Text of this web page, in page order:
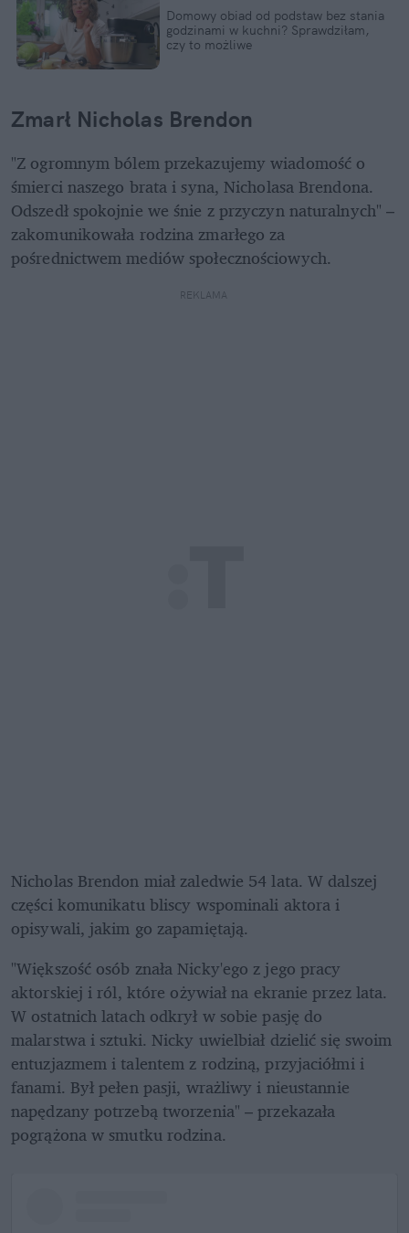
Domowy obiad od podstaw bez stania
godzinami w kuchni? Sprawdziłam,
czy to możliwe
Zmarł Nicholas Brendon
"Z ogromnym bólem przekazujemy wiadomość o
śmierci naszego brata i syna, Nicholasa Brendona.
Odszedł spokojnie we śnie z przyczyn naturalnych" –
zakomunikowała rodzina zmarłego za
pośrednictwem mediów społecznościowych.
REKLAMA
Nicholas Brendon miał zaledwie 54 lata. W dalszej
części komunikatu bliscy wspominali aktora i
opisywali, jakim go zapamiętają.
"Większość osób znała Nicky'ego z jego pracy
aktorskiej i ról, które ożywiał na ekranie przez lata.
W ostatnich latach odkrył w sobie pasję do
malarstwa i sztuki. Nicky uwielbiał dzielić się swoim
entuzjazmem i talentem z rodziną, przyjaciółmi i
fanami. Był pełen pasji, wrażliwy i nieustannie
napędzany potrzebą tworzenia" – przekazała
pogrążona w smutku rodzina.